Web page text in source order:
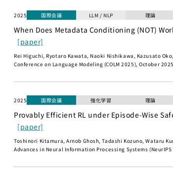
2025 国際会議 LLM / NLP 理論
When Does Metadata Conditioning (NOT)
[paper]
Rei Higuchi, Ryotaro Kawata, Naoki Nishikawa, Kazusato
Conference on Language Modeling (COLM 2025), October 2025
2025 国際会議 強化学習 理論
Provably Efficient RL under Episode-Wise
[paper]
Toshinori Kitamura, Arnob Ghosh, Tadashi Kozuno, Wataru
Advances in Neural Information Processing Systems